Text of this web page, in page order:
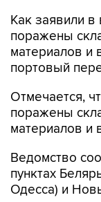
Как заявили в
поражены
материалов и
портовый
Отмечается,
поражены
материалов и
Ведомство
пунктах
Одесса) и